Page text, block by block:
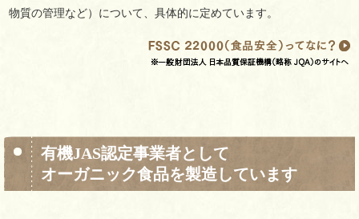
物質の管理など）について、具体的に定めています。
有機JAS認定事業者として
オーガニック食品を製造しています